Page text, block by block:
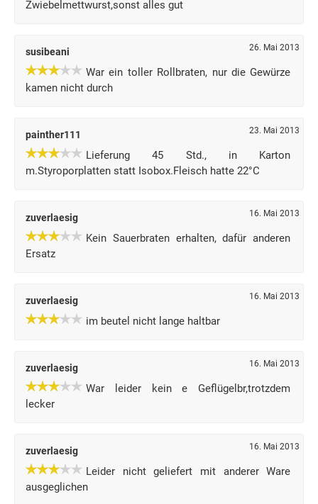
Zwiebelmettwurst,sonst alles gut
susibeani 26. Mai 2013
War ein toller Rollbraten, nur die Gewürze
kamen nicht durch
painther111 23. Mai 2013
Lieferung 45 Std., in Karton
m.Styroporplatten statt Isobox.Fleisch hatte 22°C
zuverlaesig 16. Mai 2013
Kein Sauerbraten erhalten, dafür anderen
Ersatz
zuverlaesig 16. Mai 2013
im beutel nicht lange haltbar
zuverlaesig 16. Mai 2013
War leider kein e Geflügelbr,trotzdem
lecker
zuverlaesig 16. Mai 2013
Leider nicht geliefert mit anderer Ware
ausgeglichen